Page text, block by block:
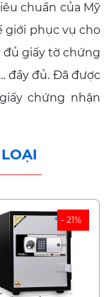
chuẩn của Mỹ
giới phục vụ cho
đủ giấy tờ chứng
đầy đủ. Đã được
chứng nhận
- 21%